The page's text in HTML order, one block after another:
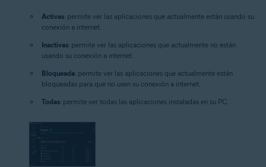
Activas: permite ver las aplicaciones que actualmente están usando su
conexión a internet.
Inactivas: permite ver las aplicaciones que actualmente no están
usando su conexión a internet.
Bloqueada: permite ver las aplicaciones que actualmente están
bloqueadas para que no usen su conexión a internet.
Todas: permite ver todas las aplicaciones instaladas en su PC.